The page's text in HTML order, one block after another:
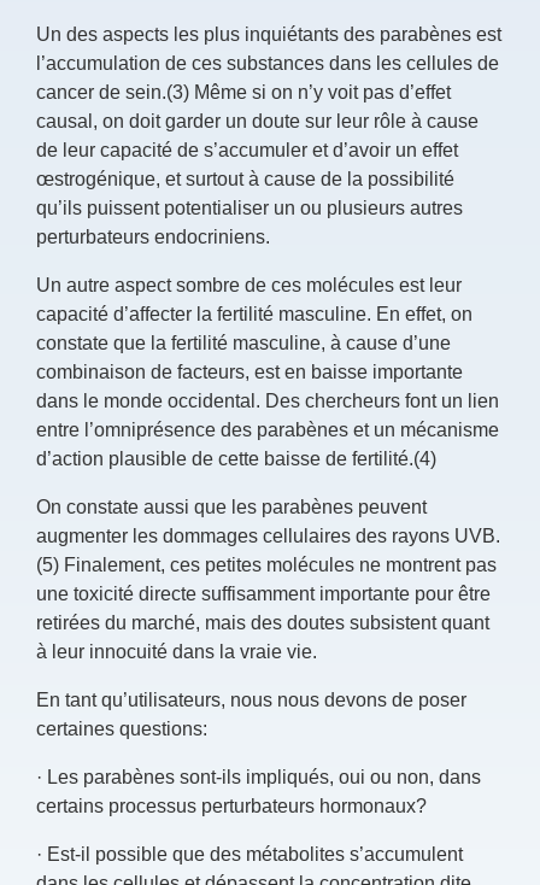
Un des aspects les plus inquiétants des parabènes est
l’accumulation de ces substances dans les cellules de
cancer de sein.(3) Même si on n’y voit pas d’effet
causal, on doit garder un doute sur leur rôle à cause
de leur capacité de s’accumuler et d’avoir un effet
œstrogénique, et surtout à cause de la possibilité
qu’ils puissent potentialiser un ou plusieurs autres
perturbateurs endocriniens.
Un autre aspect sombre de ces molécules est leur
capacité d’affecter la fertilité masculine. En effet, on
constate que la fertilité masculine, à cause d’une
combinaison de facteurs, est en baisse importante
dans le monde occidental. Des chercheurs font un lien
entre l’omniprésence des parabènes et un mécanisme
d’action plausible de cette baisse de fertilité.(4)
On constate aussi que les parabènes peuvent
augmenter les dommages cellulaires des rayons UVB.
(5) Finalement, ces petites molécules ne montrent pas
une toxicité directe suffisamment importante pour être
retirées du marché, mais des doutes subsistent quant
à leur innocuité dans la vraie vie.
En tant qu’utilisateurs, nous nous devons de poser
certaines questions:
· Les parabènes sont-ils impliqués, oui ou non, dans
certains processus perturbateurs hormonaux?
· Est-il possible que des métabolites s’accumulent